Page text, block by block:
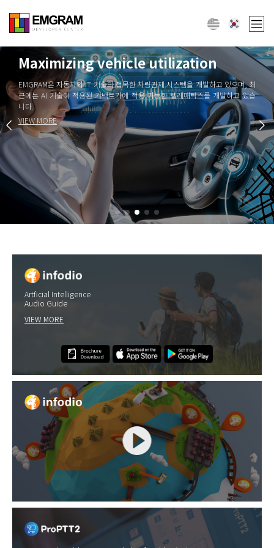
Maximizing vehicle utilization
EMGRAM은 자동차와 IT 기술의 접목한 차량관제 시스템을 개발하고 있으며, 최
근에는 AI 기술이 적용된 커넥트카에 적용 가능한 텔레매틱스를 개발하고 있습
니다.
VIEW MORE
Artficial Intelligence
Audio Guide
VIEW MORE